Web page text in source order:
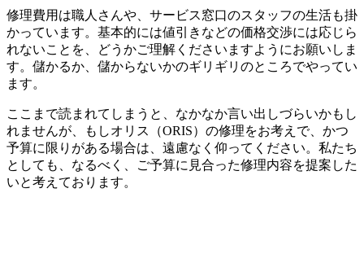
修理費用は職人さんや、サービス窓口のスタッフの生活も掛
かっています。基本的には値引きなどの価格交渉には応じら
れないことを、どうかご理解くださいますようにお願いしま
す。儲かるか、儲からないかのギリギリのところでやってい
ます。
ここまで読まれてしまうと、なかなか言い出しづらいかもし
れませんが、もしオリス（ORIS）の修理をお考えで、かつ
予算に限りがある場合は、遠慮なく仰ってください。私たち
としても、なるべく、ご予算に見合った修理内容を提案した
いと考えております。